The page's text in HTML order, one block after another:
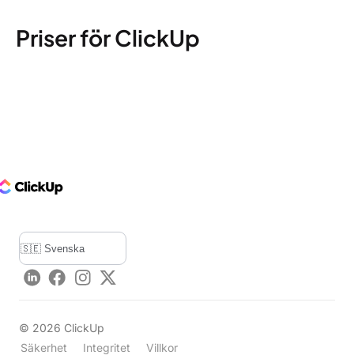
Priser för ClickUp
Logo
LinkedInFacebook
Instagram
Twitter
© 2026 ClickUp
Säkerhet
Integritet Villkor